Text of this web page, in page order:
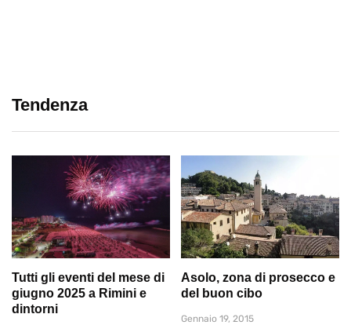
Tendenza
Tutti gli eventi del mese di
giugno 2025 a Rimini e
dintorni
Asolo, zona di prosecco e
del buon cibo
Gennaio 19, 2015